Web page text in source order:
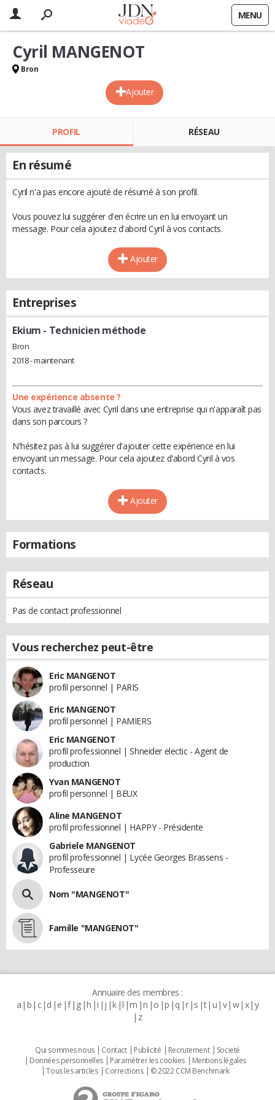
MENU
Ajouter
Cyril MANGENOT
Bron
PROFIL RÉSEAU
En résumé
Cyril n'a pas encore ajouté de résumé à son profil.
Vous pouvez lui suggérer d'en écrire un en lui envoyant un
message. Pour cela ajoutez d'abord Cyril à vos contacts.
Ajouter
Entreprises
Ekium - Technicien méthode
Bron
2018 - maintenant
Une expérience absente ?
Vous avez travaillé avec Cyril dans une entreprise qui n'apparaît pas
dans son parcours ?
N'hésitez pas à lui suggérer d'ajouter cette expérience en lui
envoyant un message. Pour cela ajoutez d'abord Cyril à vos
contacts.
Ajouter
Formations
Réseau
Pas de contact professionnel
Vous recherchez peut-être
Eric MANGENOT
profil personnel | PARIS
Eric MANGENOT
profil personnel | PAMIERS
Eric MANGENOT
profil professionnel | Shneider electic - Agent de
production
Yvan MANGENOT
profil personnel | BEUX
Aline MANGENOT
profil professionnel | HAPPY - Présidente
Gabriele MANGENOT
profil professionnel | Lycée Georges Brassens -
Professeure
Nom "MANGENOT"
Famille "MANGENOT"
Annuaire des membres :
a b c d e f g h i j k l m n o p q r s t u v w x y
z
Qui sommes nous Contact Publicité Recrutement
Societé
Données personnelles
Paramétrer les cookies
Mentions légales
Tous les articles
Corrections © 2022 CCM Benchmark